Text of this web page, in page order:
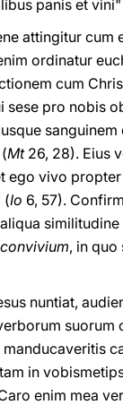
panis et
attingitur
ordinatur
cum
pro nobis
Mt26, 28). Eius
ego vivo
(Io 6, 57).
, in quo
nuntiat,
suorum
in
enim mea